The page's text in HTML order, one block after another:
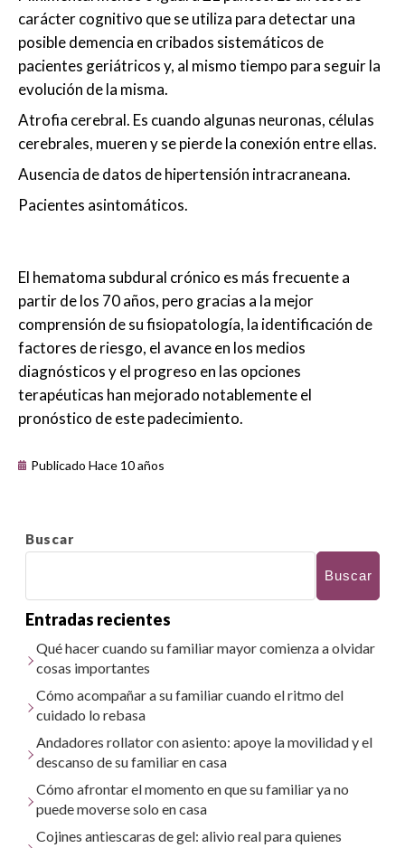
carácter cognitivo que se utiliza para detectar una
posible demencia en cribados sistemáticos de
pacientes geriátricos y, al mismo tiempo para seguir la
evolución de la misma.
Atrofia cerebral. Es cuando algunas neuronas, células
cerebrales, mueren y se pierde la conexión entre ellas.
Ausencia de datos de hipertensión intracraneana.
Pacientes asintomáticos.
El hematoma subdural crónico es más frecuente a
partir de los 70 años, pero gracias a la mejor
comprensión de su fisiopatología, la identificación de
factores de riesgo, el avance en los medios
diagnósticos y el progreso en las opciones
terapéuticas han mejorado notablemente el
pronóstico de este padecimiento.
Publicado Hace 10 años
Buscar
Buscar
Entradas recientes
Qué hacer cuando su familiar mayor comienza a olvidar
cosas importantes
Cómo acompañar a su familiar cuando el ritmo del
cuidado lo rebasa
Andadores rollator con asiento: apoye la movilidad y el
descanso de su familiar en casa
Cómo afrontar el momento en que su familiar ya no
puede moverse solo en casa
Cojines antiescaras de gel: alivio real para quienes